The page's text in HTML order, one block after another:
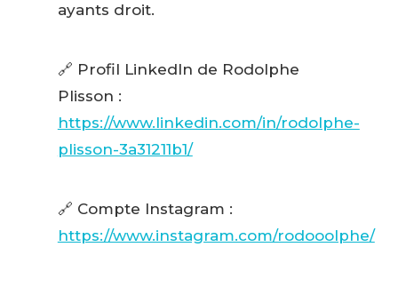
ayants droit.
🔗 Profil LinkedIn de Rodolphe
Plisson :
https://www.linkedin.com/in/rodolphe-
plisson-3a31211b1/
🔗 Compte Instagram :
https://www.instagram.com/rodooolphe/